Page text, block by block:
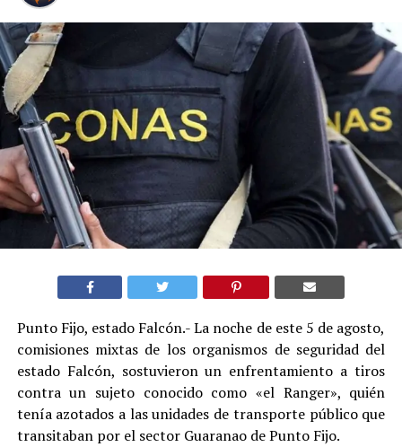
Punto Fijo, estado Falcón.- La noche de este 5 de agosto,
comisiones mixtas de los organismos de seguridad del
estado Falcón, sostuvieron un enfrentamiento a tiros
contra un sujeto conocido como «el Ranger», quién
tenía azotados a las unidades de transporte público que
transitaban por el sector Guaranao de Punto Fijo.